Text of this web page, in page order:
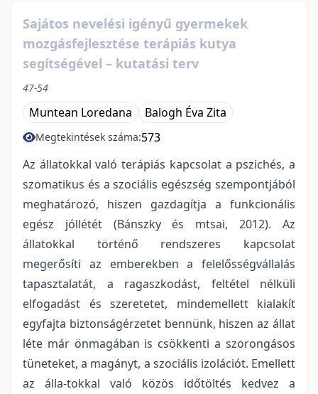
Sajátos nevelési igényű gyermekek
mozgásfejlesztése terápiás kutya
segítségével – kutatási terv
47-54
Muntean Loredana Balogh Éva Zita
Megtekintések száma:573
Az állatokkal való terápiás kapcsolat a pszichés, a
szomatikus és a szociális egészség szempontjából
meghatározó, hiszen gazdagítja a funkcionális
egész jóllétét (Bánszky és mtsai, 2012). Az
állatokkal történő rendszeres kapcsolat
megerősíti az emberekben a felelősségvállalás
tapasztalatát, a ragaszkodást, feltétel nélküli
elfogadást és szeretetet, mindemellett kialakít
egyfajta biztonságérzetet bennünk, hiszen az állat
léte már önmagában is csökkenti a szorongásos
tüneteket, a magányt, a szociális izolációt. Emellett
az álla-tokkal való közös időtöltés kedvez a